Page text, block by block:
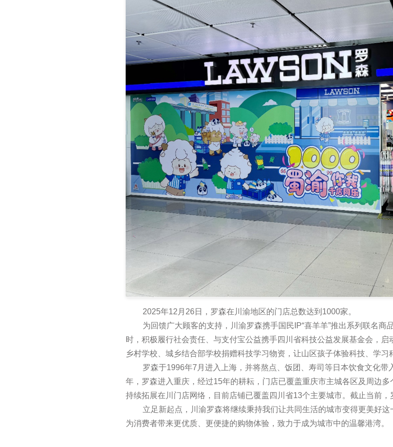
2025年12月26日，罗森在川渝地区的门店总数达到1000家。
为回馈广大顾客的支持，川渝罗森携手国民IP“喜羊羊”推出系列联名商
时，积极履行社会责任、与支付宝公益携手四川省科技公益发展基金会，
乡村学校、城乡结合部学校捐赠科技学习物资，让山区孩子体验科技、学习
罗森于1996年7月进入上海，并将熬点、饭团、寿司等日本饮食文化
年，罗森进入重庆，经过15年的耕耘，门店已覆盖重庆市主城各区及周边
持续拓展在川门店网络，目前店铺已覆盖四川省13个主要城市。截止当前，
立足新起点，川渝罗森将继续秉持我们让共同生活的城市变得更美好这
为消费者带来更优质、更便捷的购物体验，致力于成为城市中的温馨港湾。